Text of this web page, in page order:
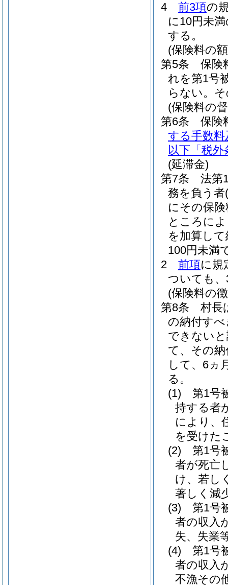
4
前3項の
に10円未
する。
(保険料の
第5条
保険
れを第1号
らない。
(保険料の
第6条
保険
する手数料
以下「税
(延滞金)
第7条
法第
務を負う者
にその保
ところに
を加算し
100円未満
2
前項に規
ついても
(保険料の
第8条
村長
の納付す
できない
て、その
して、6ヵ
る。
(1)
第1号
持する者
により、
を受けた
(2)
第1号
者が死亡
け、若し
著しく減
(3)
第1号
者の収入
失、失業
(4)
第1号
者の収入
不漁その